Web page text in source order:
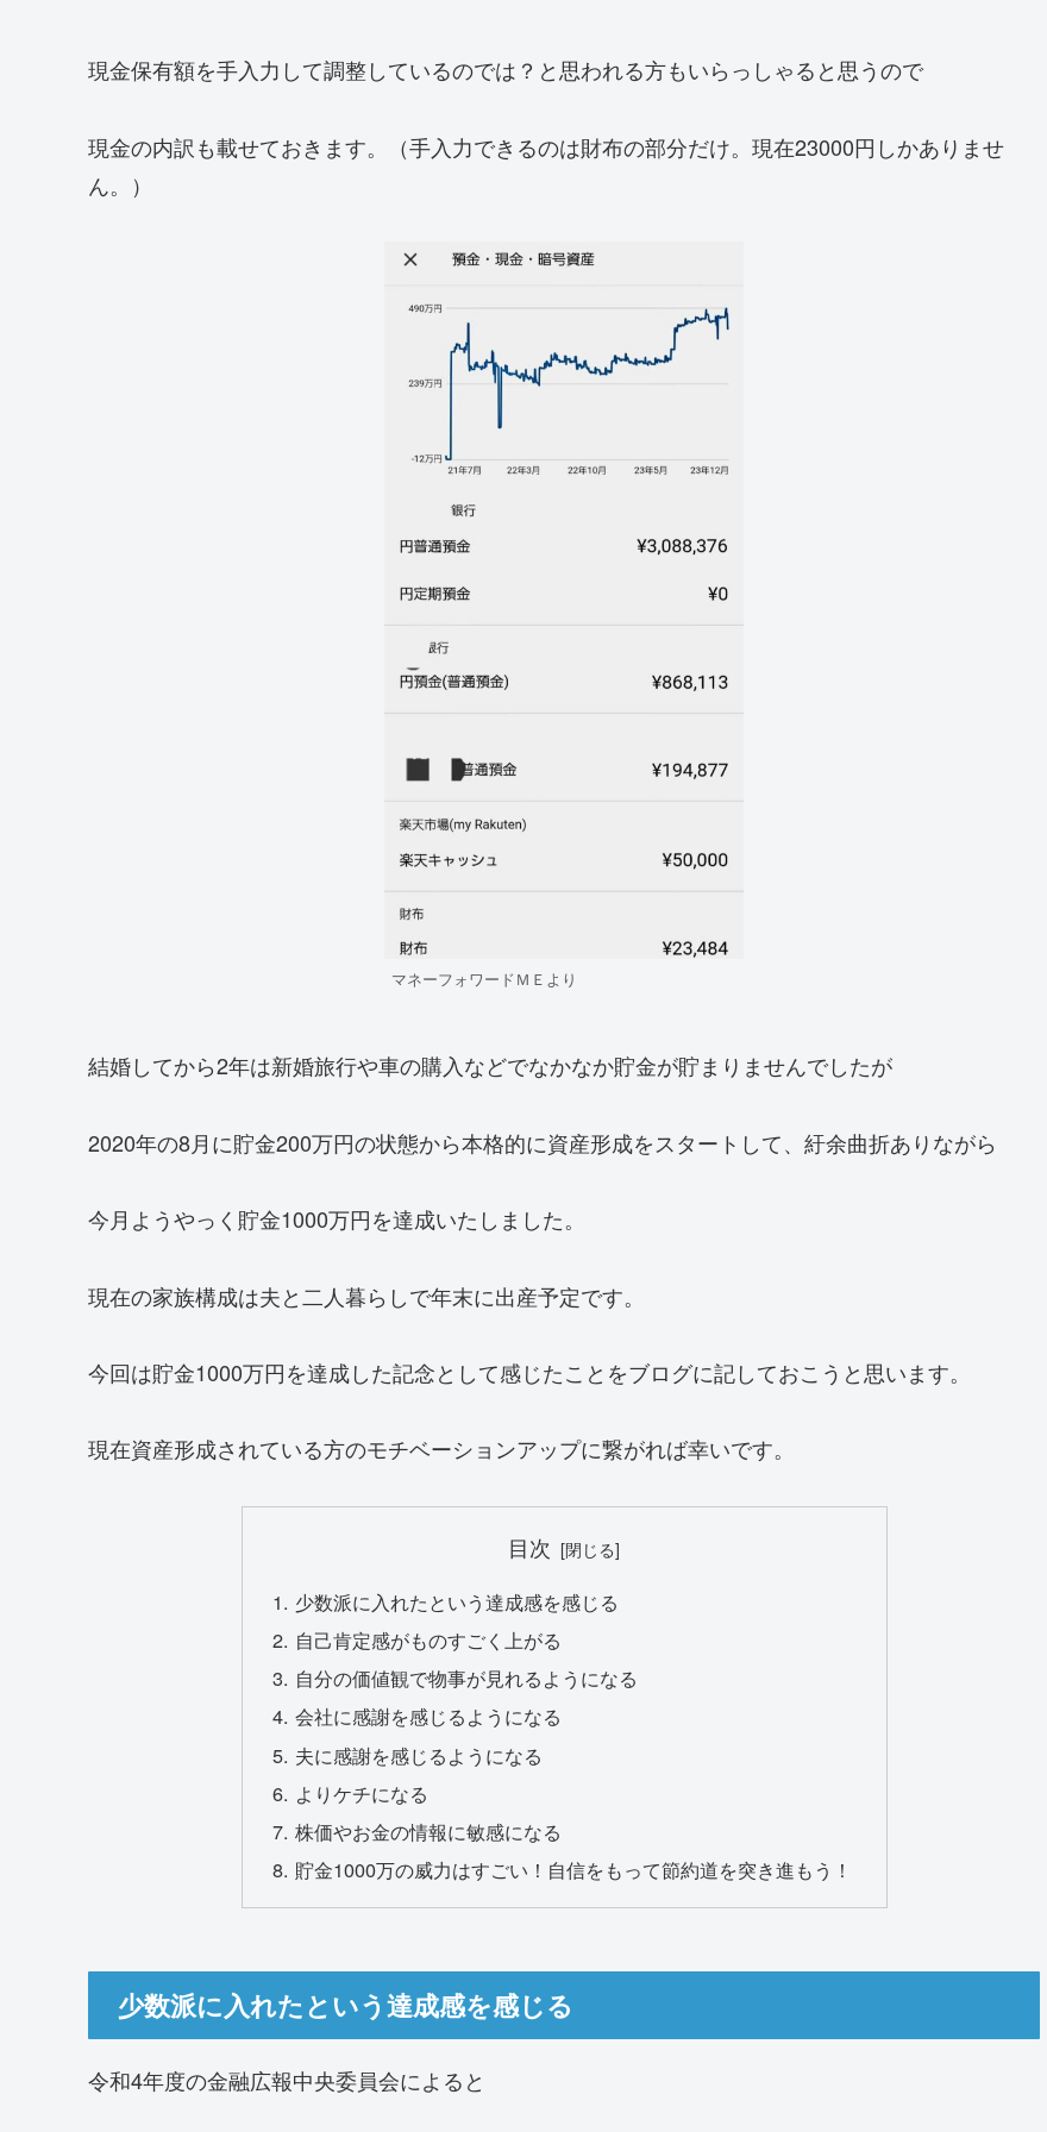
現金保有額を手入力して調整しているのでは？と思われる方もいらっしゃると思うので
現金の内訳も載せておきます。（手入力できるのは財布の部分だけ。現在23000円しかありませ
ん。）
マネーフォワードＭＥより
結婚してから2年は新婚旅行や車の購入などでなかなか貯金が貯まりませんでしたが
2020年の8月に貯金200万円の状態から本格的に資産形成をスタートして、紆余曲折ありながら
今月ようやっく貯金1000万円を達成いたしました。
現在の家族構成は夫と二人暮らしで年末に出産予定です。
今回は貯金1000万円を達成した記念として感じたことをブログに記しておこうと思います。
現在資産形成されている方のモチベーションアップに繋がれば幸いです。
目次
少数派に入れたという達成感を感じる
自己肯定感がものすごく上がる
自分の価値観で物事が見れるようになる
会社に感謝を感じるようになる
夫に感謝を感じるようになる
よりケチになる
株価やお金の情報に敏感になる
貯金1000万の威力はすごい！自信をもって節約道を突き進もう！
少数派に入れたという達成感を感じる
令和4年度の金融広報中央委員会によると